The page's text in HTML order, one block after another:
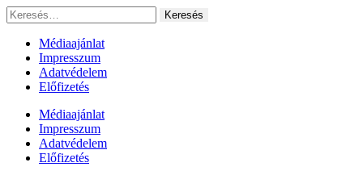
Ugrás
a
tartalomhoz
Keresés:
Médiaajánlat
Impresszum
Adatvédelem
Előfizetés
Médiaajánlat
Impresszum
Adatvédelem
Előfizetés